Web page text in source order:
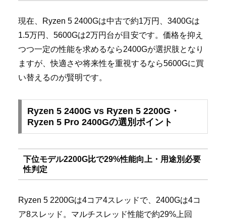
現在、Ryzen 5 2400Gは中古で約1万円、3400Gは
1.5万円、5600Gは2万円台が目安です。価格を抑え
つつ一定の性能を求めるなら2400Gが選択肢となり
ますが、快適さや将来性を重視するなら5600Gに買
い替えるのが賢明です。
Ryzen 5 2400G vs Ryzen 5 2200G・
Ryzen 5 Pro 2400Gの選別ポイント
下位モデル2200G比で29%性能向上・用途別必要
性判定
Ryzen 5 2200Gは4コア4スレッドで、2400Gは4コ
ア8スレッド。マルチスレッド性能で約29%上回